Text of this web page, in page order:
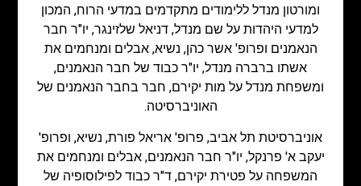
ומורטון מנדל ללימודים מתקדמים במדעי הרוח, המכון
למדעי היהדות על שם מנדל, דניאל שלזינגר, יו"ר חבר
הנאמנים ופרופ' אשר כהן, נשיא, אבלים ומנחמים את
אשתו ברברה מנדל, יו"ר כבוד של חבר הנאמנים,
ומשפחת מנדל על מות יקירם, חבר בחבר הנאמנים של
האוניברסיטה.
אוניברסיטת תל אביב, פרופ' אריאל פורת, נשיא, ופרופ'
יעקב א' פרנקל, יו"ר חבר הנאמנים, אבלים ומנחמים את
המשפחה על פטירת יקירם, ד"ר כבוד לפילוסופיה של